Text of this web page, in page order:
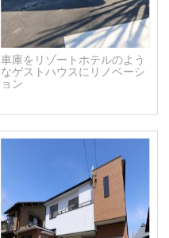
車庫をリゾートホテルのよう
なゲストハウスにリノベーシ
ョン